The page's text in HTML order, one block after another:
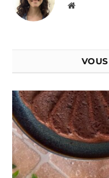
Website